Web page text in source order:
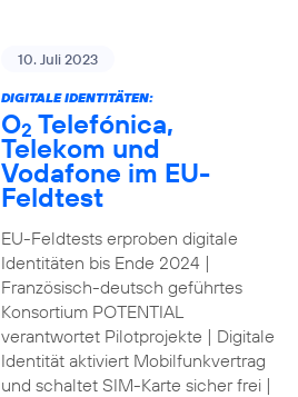
10. Juli 2023
DIGITALE IDENTITÄTEN:
O2 Telefónica,
Telekom und
Vodafone im EU-
Feldtest
EU-Feldtests erproben digitale
Identitäten bis Ende 2024 |
Französisch-deutsch geführtes
Konsortium POTENTIAL
verantwortet Pilotprojekte | Digitale
Identität aktiviert Mobilfunkvertrag
und schaltet SIM-Karte sicher frei |